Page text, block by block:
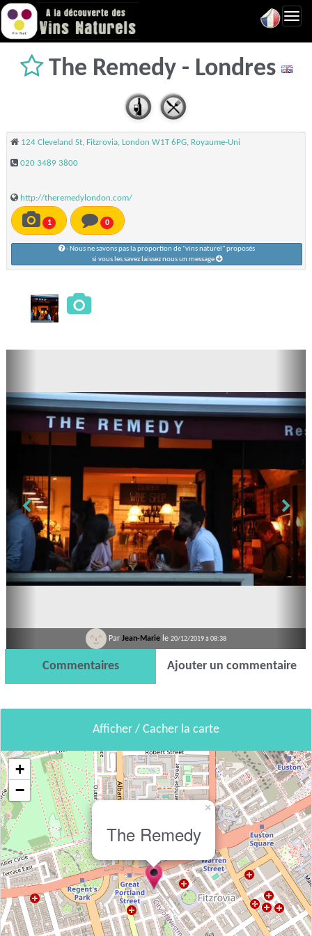
The Remedy - Londres
124 Cleveland St, Fitzrovia, London W1T 6PG, Royaume-Uni
020 3489 3800
http://theremedylondon.com/
1 0
- Nous ne savons pas la proportion de "vins naturel" proposés
si vous les savez laissez nous un message
Par Jean-Marie le 20/12/2019 à 08:38
Commentaires Ajouter un commentaire
Afficher / Cacher la carte
The Remedy
×
+
−